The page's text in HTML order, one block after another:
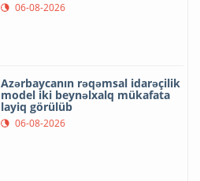
06-08-2026
Azərbaycanın rəqəmsal idarəçilik
model iki beynəlxalq mükafata
layiq görülüb
06-08-2026